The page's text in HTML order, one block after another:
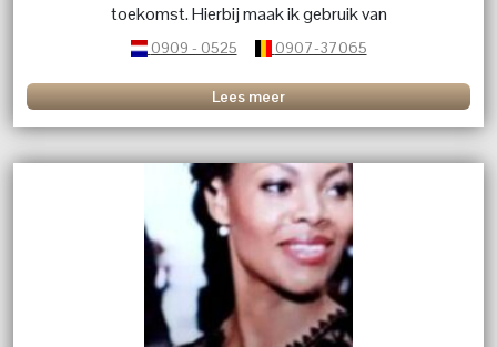
toekomst. Hierbij maak ik gebruik van
Tarotkaartleggingen, Reiki en magnetiseren. Waarmee
vragen zijn beantwoord.
0909 - 0525 0907-37065
Lees meer